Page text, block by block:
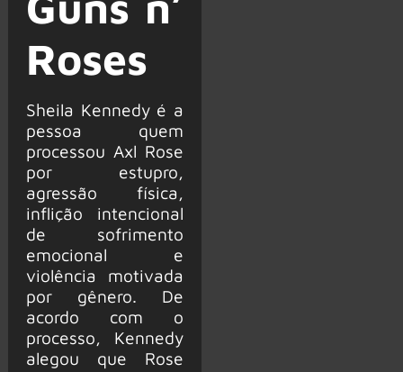
Roses
Sheila Kennedy é a
pessoa quem
processou Axl Rose
por estupro,
agressão física,
inflição intencional
de sofrimento
emocional e
violência motivada
por gênero. De
acordo com o
processo, Kennedy
alegou que Rose